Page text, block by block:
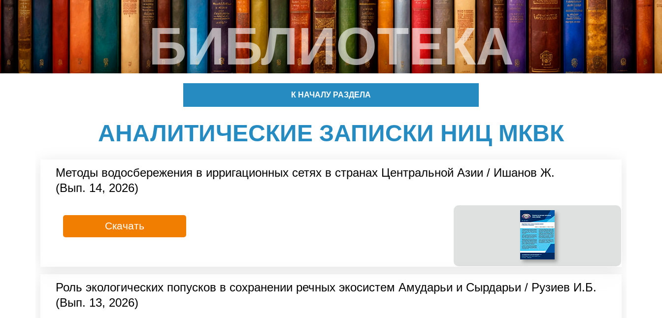
БИБЛИОТЕКА
К НАЧАЛУ РАЗДЕЛА
АНАЛИТИЧЕСКИЕ ЗАПИСКИ НИЦ МКВК
Методы водосбережения в ирригационных сетях в странах Центральной Азии / Ишанов Ж.
(Вып. 14, 2026)
Скачать
Роль экологических попусков в сохранении речных экосистем Амударьи и Сырдарьи / Рузиев И.Б.
(Вып. 13, 2026)